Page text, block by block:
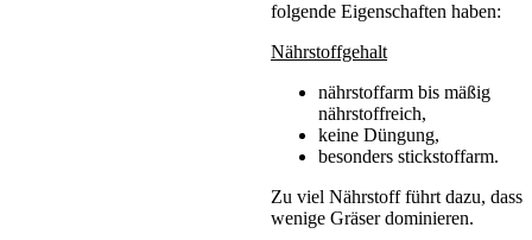
folgende Eigenschaften haben:
Nährstoffgehalt
nährstoffarm bis mäßig
nährstoffreich,
keine Düngung,
besonders stickstoffarm.
Zu viel Nährstoff führt dazu, dass
wenige Gräser dominieren.